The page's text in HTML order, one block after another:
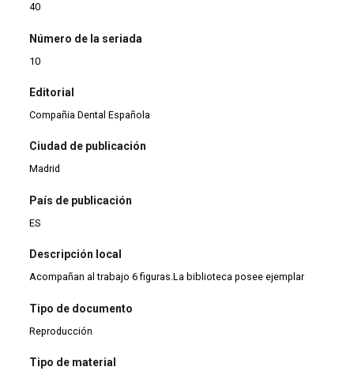
40
Número de la seriada
10
Editorial
Compañia Dental Española
Ciudad de publicación
Madrid
País de publicación
ES
Descripción local
Acompañan al trabajo 6 figuras.La biblioteca posee ejemplar
Tipo de documento
Reproducción
Tipo de material